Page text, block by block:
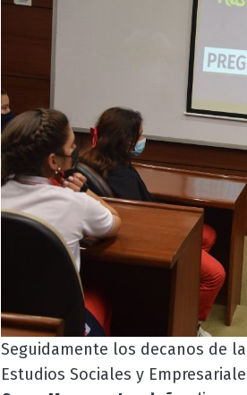
Seguidamente los decanos de
Estudios Sociales y